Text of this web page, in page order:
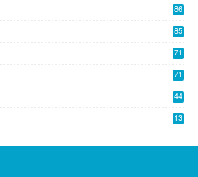
86
85
71
71
44
13